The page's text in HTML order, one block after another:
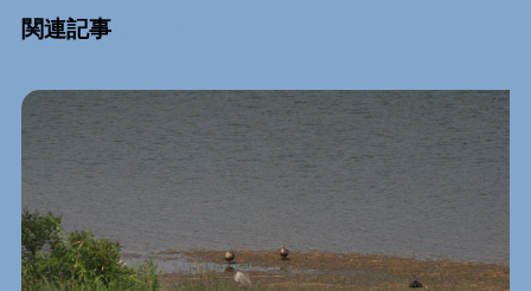
関連記事Relation Entry